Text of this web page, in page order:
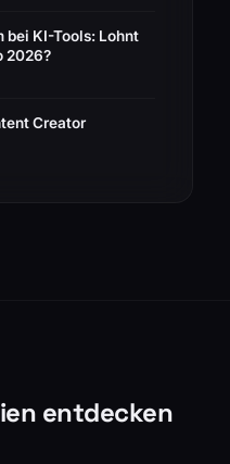
bei KI-Tools: Lohnt
2026?
Creator
entdecken